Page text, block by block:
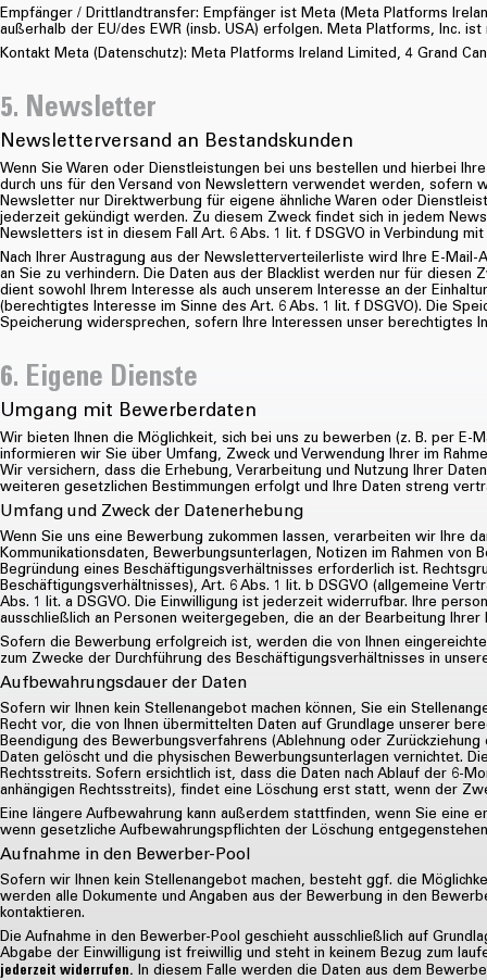
Empfänger / Drittlandtransfer: Empfänger ist Meta (Meta Platforms
außerhalb der EU/des EWR (insb. USA) erfolgen. Meta Platforms, Inc.
Kontakt Meta (Datenschutz): Meta Platforms Ireland Limited, 4 Grand
5. Newsletter
Newsletterversand an Bestandskunden
Wenn Sie Waren oder Dienstleistungen bei uns bestellen und hierbei
durch uns für den Versand von Newslettern verwendet werden, sofern
Newsletter nur Direktwerbung für eigene ähnliche Waren oder
jederzeit gekündigt werden. Zu diesem Zweck findet sich in jedem
Newsletters ist in diesem Fall Art. 6 Abs. 1 lit. f DSGVO in Verbindung mit
Nach Ihrer Austragung aus der Newsletterverteilerliste wird Ihre E-
an Sie zu verhindern. Die Daten aus der Blacklist werden nur für
dient sowohl Ihrem Interesse als auch unserem Interesse an der
(berechtigtes Interesse im Sinne des Art. 6 Abs. 1 lit. f DSGVO). Die
Speicherung widersprechen, sofern Ihre Interessen unser berechtigtes
6. Eigene Dienste
Umgang mit Bewerberdaten
Wir bieten Ihnen die Möglichkeit, sich bei uns zu bewerben (z. B. per E-
informieren wir Sie über Umfang, Zweck und Verwendung Ihrer im
Wir versichern, dass die Erhebung, Verarbeitung und Nutzung Ihrer
weiteren gesetzlichen Bestimmungen erfolgt und Ihre Daten streng
Umfang und Zweck der Datenerhebung
Wenn Sie uns eine Bewerbung zukommen lassen, verarbeiten wir Ihre
Kommunikationsdaten, Bewerbungsunterlagen, Notizen im Rahmen
Begründung eines Beschäftigungsverhältnisses erforderlich ist.
Beschäftigungsverhältnisses), Art. 6 Abs. 1 lit. b DSGVO (allgemeine
Abs. 1 lit. a DSGVO. Die Einwilligung ist jederzeit widerrufbar. Ihre
ausschließlich an Personen weitergegeben, die an der Bearbeitung
Sofern die Bewerbung erfolgreich ist, werden die von Ihnen
zum Zwecke der Durchführung des Beschäftigungsverhältnisses in
Aufbewahrungsdauer der Daten
Sofern wir Ihnen kein Stellenangebot machen können, Sie ein
Recht vor, die von Ihnen übermittelten Daten auf Grundlage unserer
Beendigung des Bewerbungsverfahrens (Ablehnung oder
Daten gelöscht und die physischen Bewerbungsunterlagen vernichtet.
Rechtsstreits. Sofern ersichtlich ist, dass die Daten nach Ablauf der 6-
anhängigen Rechtsstreits), findet eine Löschung erst statt, wenn der
Eine längere Aufbewahrung kann außerdem stattfinden, wenn Sie eine
wenn gesetzliche Aufbewahrungspflichten der Löschung
Aufnahme in den Bewerber-Pool
Sofern wir Ihnen kein Stellenangebot machen, besteht ggf. die
werden alle Dokumente und Angaben aus der Bewerbung in den
kontaktieren.
Die Aufnahme in den Bewerber-Pool geschieht ausschließlich auf
Abgabe der Einwilligung ist freiwillig und steht in keinem Bezug zum
jederzeit widerrufen. In diesem Falle werden die Daten aus dem